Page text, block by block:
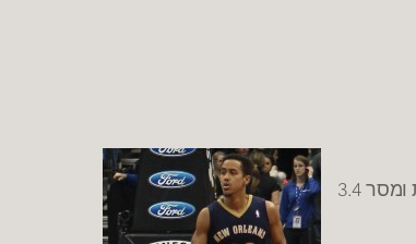
– גל חלמיש (23, 1.96) חתם חוזה ל-3 שנים בבני הרצליה. חלמיש שיחק בעונה שעברה בהפועל עפולה וקלע במהלכה 10.4 נקודות ומסר 3.4